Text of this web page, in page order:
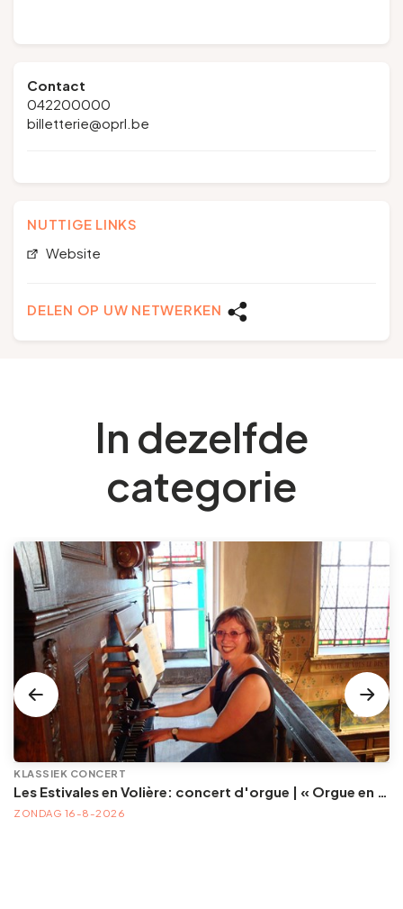
Contact
042200000
billetterie@oprl.be
NUTTIGE LINKS
Website
DELEN OP UW NETWERKEN
In dezelfde
categorie
KLASSIEK CONCERT
Les Estivales en Volière: concert d'orgue | « Orgue en Volière » , les 3e dimanches du mois (été) audition d’orgue (accès libre)
ZONDAG 16-8-2026